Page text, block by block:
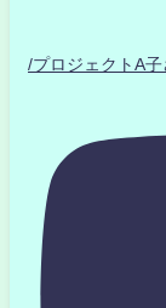
/プロジェクトA